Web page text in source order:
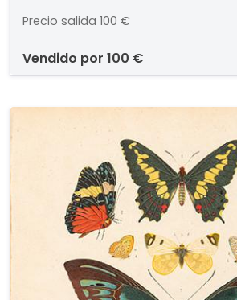
aus der Naturgeschichte"
Natural History) de G. T. Wilhelm,
Precio salida 100 €
vendido por 100 €